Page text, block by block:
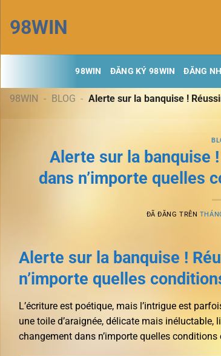
đến
nội
dung
98WIN
98WIN ĐĂNG KÝ 98WIN ĐĂNG
98WIN - BLOG - Alerte sur la banquise !
Alerte sur la banquise
dans n’importe quelles
ĐÃ ĐĂNG TRÊN
Alerte sur la banquise !
n’importe quelles
L’écriture est poétique, mais l’intrigue est
une toile d’araignée, délicate mais inéluctable,
changement dans n’importe quelles conditions